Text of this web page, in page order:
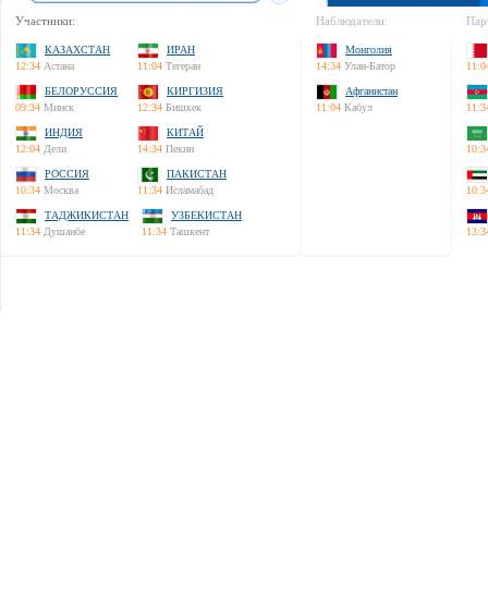
Участники:
КАЗАХСТАН
12:34 Астана
ИРАН
11:04 Тегеран
БЕЛОРУССИЯ
09:34 Минск
КИРГИЗИЯ
12:34 Бишкек
ИНДИЯ
12:04 Дели
КИТАЙ
14:34 Пекин
РОССИЯ
10:34 Москва
ПАКИСТАН
11:34 Исламабад
ТАДЖИКИСТАН
11:34 Душанбе
УЗБЕКИСТАН
11:34 Ташкент
Наблюдатели:
Монголия
14:34 Улан-Батор
Афганистан
11:04 Кабул